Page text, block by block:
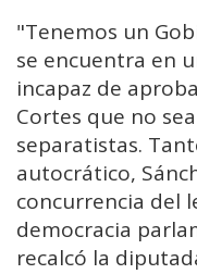
"Tenemos un
se encuentra en
incapaz de
Cortes que no
separatistas.
autocrático,
concurrencia del
democracia
recalcó la